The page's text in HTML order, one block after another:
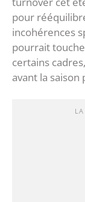
pour
incohérences
pourrait
certains
avant la saison